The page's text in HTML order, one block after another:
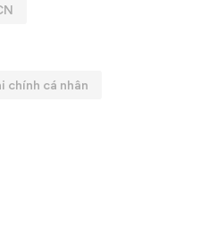
chính cá nhân